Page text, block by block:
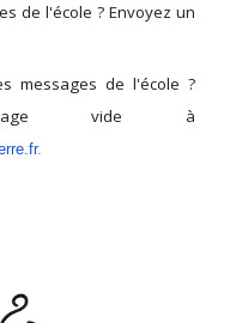
de l'école ? Envoyez un
messages de l'école ?
vide à
.